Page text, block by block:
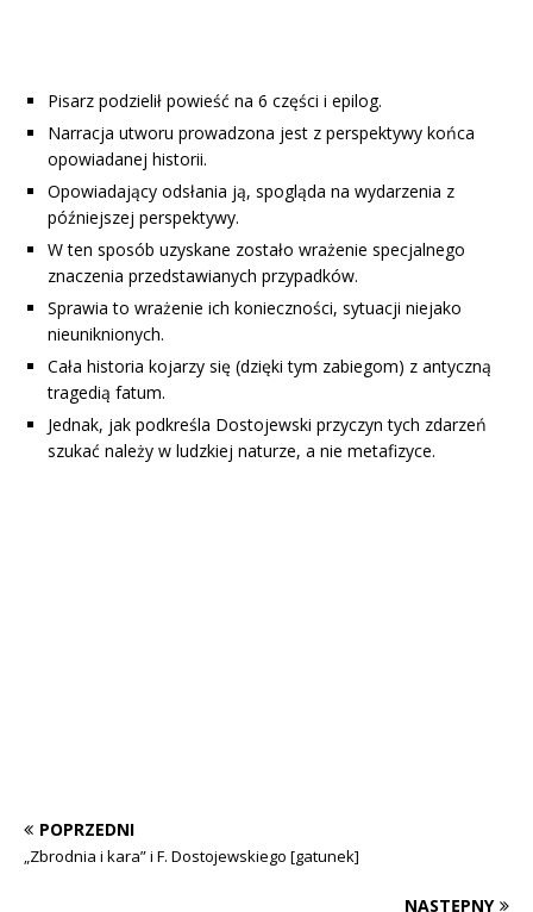
Pisarz podzielił powieść na 6 części i epilog.
Narracja utworu prowadzona jest z perspektywy końca
opowiadanej historii.
Opowiadający odsłania ją, spogląda na wydarzenia z
późniejszej perspektywy.
W ten sposób uzyskane zostało wrażenie specjalnego
znaczenia przedstawianych przypadków.
Sprawia to wrażenie ich konieczności, sytuacji niejako
nieuniknionych.
Cała historia kojarzy się (dzięki tym zabiegom) z antyczną
tragedią fatum.
Jednak, jak podkreśla Dostojewski przyczyn tych zdarzeń
szukać należy w ludzkiej naturze, a nie metafizyce.
POPRZEDNI
„Zbrodnia i kara” i F. Dostojewskiego [gatunek]
NASTĘPNY